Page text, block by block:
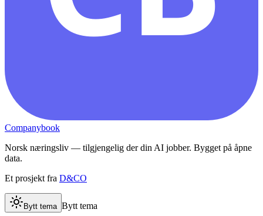
Companybook
Norsk næringsliv — tilgjengelig der din AI jobber. Bygget på åpne
data.
Et prosjekt fra D&CO
Bytt tema Bytt tema